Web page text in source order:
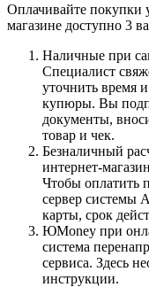
Оплачивайте покупки
магазине доступно 3
Наличные при
Специалист
уточнить время
купюры. Вы
документы,
товар и чек.
Безналичный
интернет-
Чтобы оплатить
сервер системы
карты, срок
ЮMoney при
система
сервиса. Здесь
инструкции.